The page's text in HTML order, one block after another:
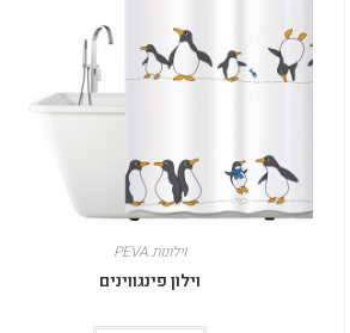
וילונות PEVA
וילון פינגווינים